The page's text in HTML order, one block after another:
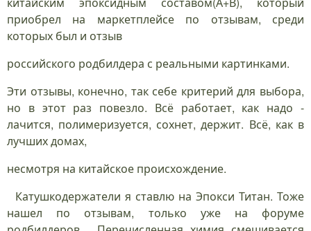
приобрел на маркетплейсе по отзывам, среди
которых был и отзыв
российского родбилдера с реальными картинками.
Эти отзывы, конечно, так себе критерий для выбора,
но в этот раз повезло. Всё работает, как надо -
лачится, полимеризуется, сохнет, держит. Всё, как в
лучших домах,
несмотря на китайское происхождение.
Катушкодержатели я ставлю на Эпокси Титан. Тоже
нашел по отзывам, только уже на форуме